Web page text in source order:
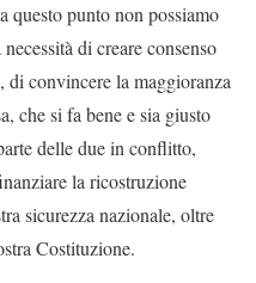
questo punto non possiamo
di creare consenso
di convincere la maggioranza
che si fa bene e sia giusto
delle due in conflitto,
la ricostruzione
sicurezza nazionale, oltre
Costituzione.